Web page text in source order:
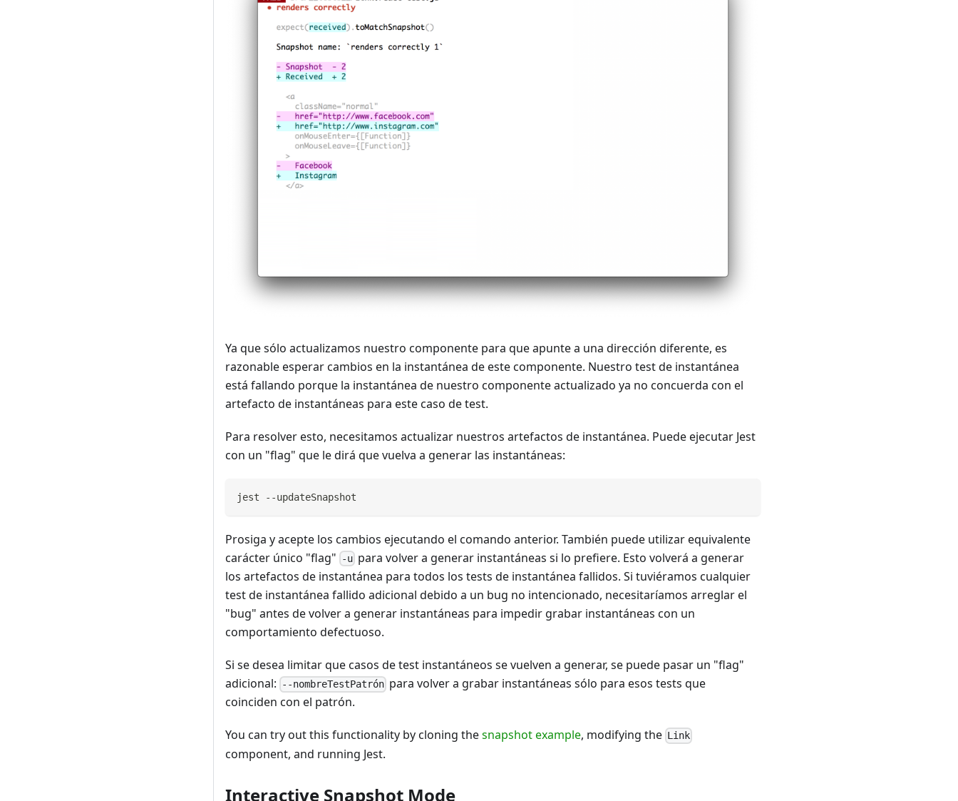
Ya que sólo actualizamos nuestro componente para que apunte a una dirección diferente, es
razonable esperar cambios en la instantánea de este componente. Nuestro test de instantánea
está fallando porque la instantánea de nuestro componente actualizado ya no concuerda con el
artefacto de instantáneas para este caso de test.
Para resolver esto, necesitamos actualizar nuestros artefactos de instantánea. Puede ejecutar Jest
con un "flag" que le dirá que vuelva a generar las instantáneas:
jest --updateSnapshot
Prosiga y acepte los cambios ejecutando el comando anterior. También puede utilizar equivalente
carácter único "flag"
-u para volver a generar instantáneas si lo prefiere. Esto volverá a generar
los artefactos de instantánea para todos los tests de instantánea fallidos. Si tuviéramos cualquier
test de instantánea fallido adicional debido a un bug no intencionado, necesitaríamos arreglar el
"bug" antes de volver a generar instantáneas para impedir grabar instantáneas con un
comportamiento defectuoso.
Si se desea limitar que casos de test instantáneos se vuelven a generar, se puede pasar un "flag"
adicional:
--nombreTestPatrón para volver a grabar instantáneas sólo para esos tests que
coinciden con el patrón.
You can try out this functionality by cloning thesnapshot example, modifying the Link
component, and running Jest.
Interactive Snapshot Mode